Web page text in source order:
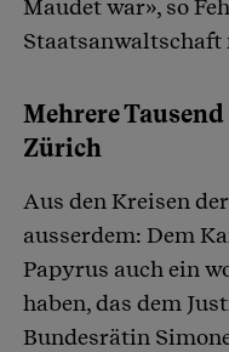
Maudet war», so
Staatsanwaltschaft
Mehrere
Zürich
Aus den Kreisen
ausserdem: Dem
Papyrus auch ein
haben, das dem
Bundesrätin